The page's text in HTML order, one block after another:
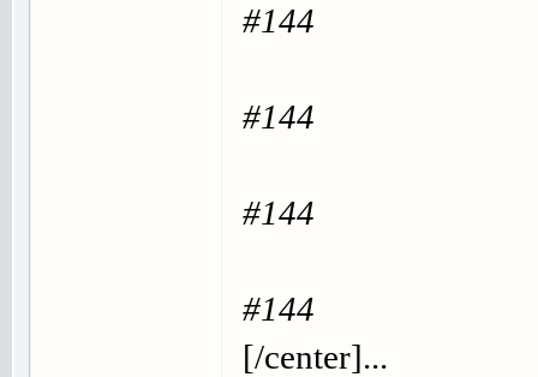
#144
#144
#144
#144
[/center]...